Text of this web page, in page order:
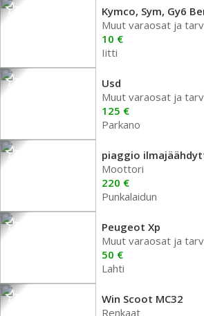
Kymco, Sym, Gy6
Muut varaosat ja
10 €
Iitti
Usd
Muut varaosat ja
125 €
Parkano
piaggio
Moottori
220 €
Punkalaidun
Peugeot Xp
Muut varaosat ja
50 €
Lahti
Win Scoot MC32
Renkaat